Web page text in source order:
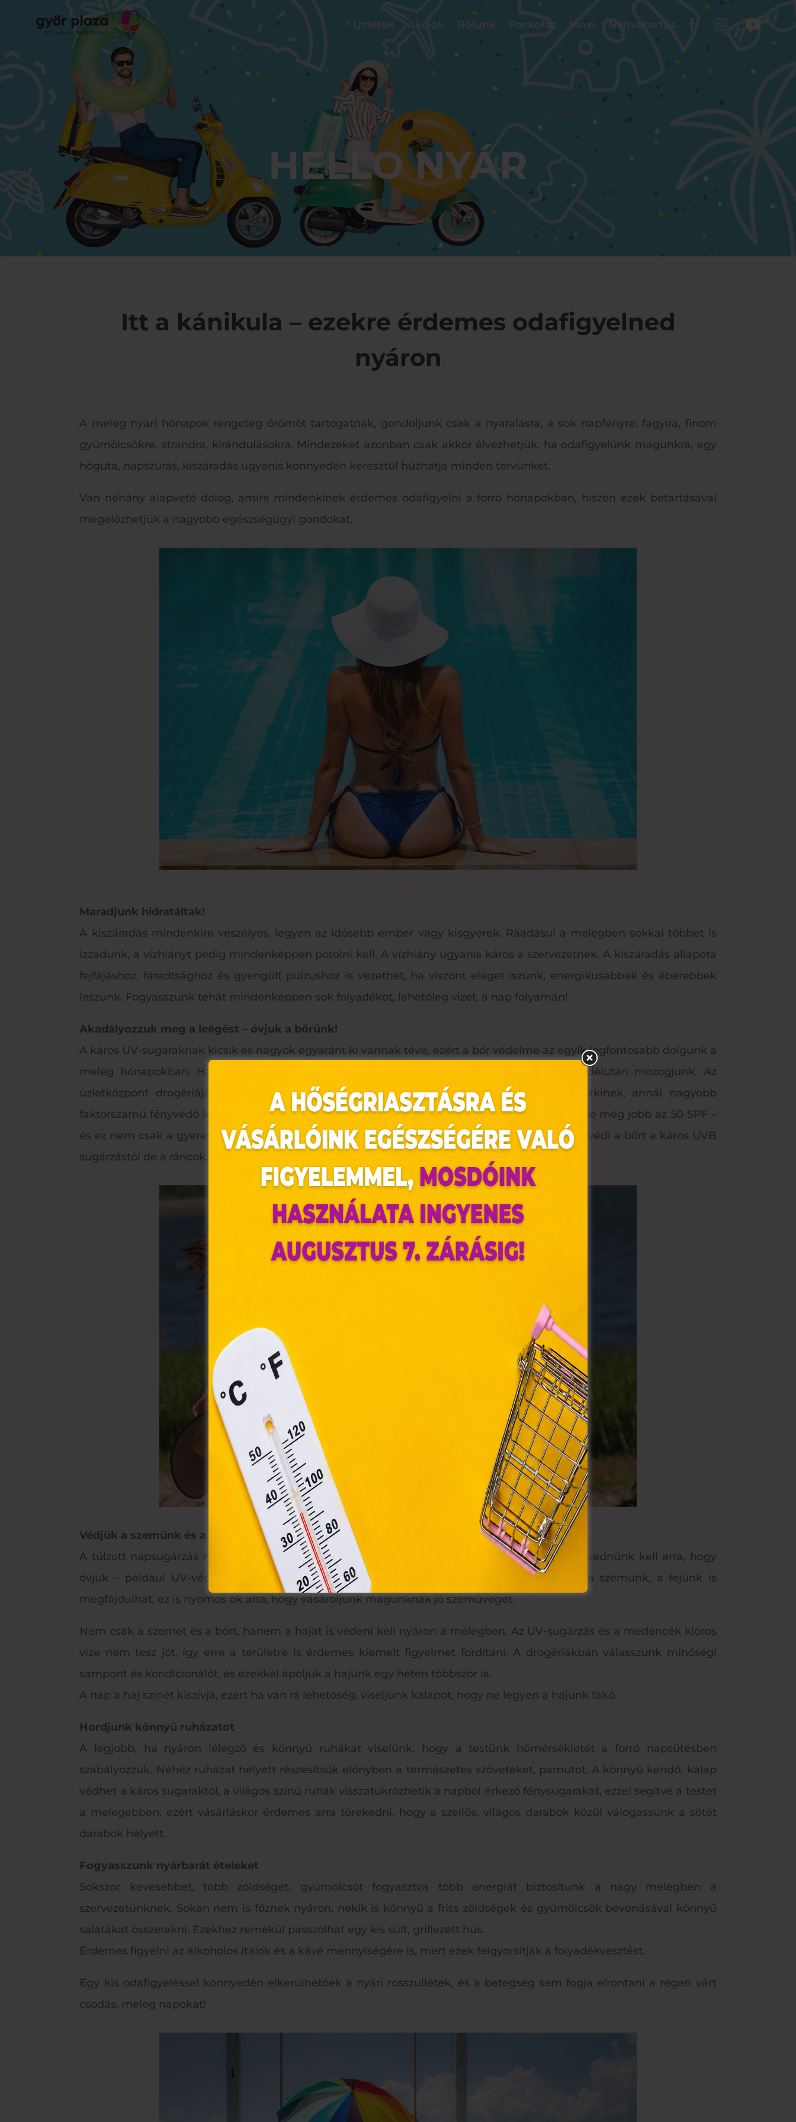
Üzletek Akciók Rólunk Parkolás Mozi Nyitvatartás
HELLO NYÁR
Itt a kánikula – ezekre érdemes odafigyelned
nyáron
A meleg nyári hónapok rengeteg örömöt tartogatnak, gondoljunk csak a nyaralásra, a sok napfényre, fagyira, finom
gyümölcsökre, strandra, kirándulásokra. Mindezeket azonban csak akkor élvezhetjük, ha odafigyelünk magunkra, egy
hőguta, napszúrás, kiszáradás ugyanis könnyedén keresztül húzhatja minden tervünket.
Van néhány alapvető dolog, amire mindenkinek érdemes odafigyelni a forró hónapokban, hiszen ezek betartásával
megelőzhetjük a nagyobb egészségügyi gondokat.
Maradjunk hidratáltak!
A kiszáradás mindenkire veszélyes, legyen az idősebb ember vagy kisgyerek. Ráadásul a melegben sokkal többet is
izzadunk, a vízhiányt pedig mindenképpen pótolni kell. A vízhiány ugyanis káros a szervezetnek. A kiszáradás állapota
fejfájáshoz, fáradtsághoz és gyengült pulzushoz is vezethet, ha viszont eleget iszunk, energikusabbak és éberebbek
leszünk. Fogyasszunk tehát mindenképpen sok folyadékot, lehetőleg vizet, a nap folyamán!
Akadályozzuk meg a leégést – óvjuk a bőrünk!
A káros UV-sugaraknak kicsik és nagyok egyaránt ki vannak téve, ezért a bőr védelme az egyik legfontosabb dolgunk a
meleg hónapokban. Ha lehetséges, el kell kerülni a déli napsütést és inkább reggel, és délután mozogjunk. Az
üzletközpont drogériájában szerezzünk be fényvédő krémet. Minél világosabb a bőre valakinek, annál nagyobb
faktorszámú fényvédő krém használata javasolt. Minimum a 30 SPF védelemre szükség van, de még jobb az 50 SPF –
és ez nem csak a gyerekeknek, hanem mindenki másnak is ajánlott. A jó fényvédő krém megvédi a bőrt a káros UVB
sugárzástól de a ráncok, pigmentfoltok, bőrrák ellen is védelmet biztosít.
Védjük a szemünk és a hajunk is a káros sugaraktól!
A túlzott napsugárzás maradandó károsodást okozhat a szemben, ezért mindenképpen törekednünk kell arra, hogy
óvjuk – például UV-védelemmel ellátott napszemüveggel. Ha erős napfénynek tesszük ki a szemünk, a fejünk is
megfájdulhat, ez is nyomós ok arra, hogy vásároljunk magunknak jó szemüveget.
Nem csak a szemet és a bőrt, hanem a hajat is védeni kell nyáron a melegben. Az UV-sugárzás és a medencék klóros
vize nem tesz jót, így erre a területre is érdemes kiemelt figyelmet fordítani. A drogériákban válasszunk minőségi
sampont és kondicionálót, és ezekkel ápoljuk a hajunk egy héten többször is.
A nap a haj színét kiszívja, ezért ha van rá lehetőség, viseljünk kalapot, hogy ne legyen a hajunk fakó.
Hordjunk könnyű ruházatot
A legjobb, ha nyáron lélegző és könnyű ruhákat viselünk, hogy a testünk hőmérsékletét a forró napsütésben
szabályozzuk. Nehéz ruházat helyett részesítsük előnyben a természetes szöveteket, pamutot. A könnyű kendő, kalap
védhet a káros sugaraktól, a világos színű ruhák visszatükrözhetik a napból érkező fénysugarakat, ezzel segítve a testet
a melegebben, ezért vásárláskor érdemes arra törekedni, hogy a szellős, világos darabok közül válogassunk a sötét
darabok helyett.
Fogyasszunk nyárbarát ételeket
Sokszor kevesebbet, több zöldséget, gyümölcsöt fogyasztva több energiát biztosítunk a nagy melegben a
szervezetünknek. Sokan nem is főznek nyáron, nekik is könnyű a friss zöldségek és gyümölcsök bevonásával könnyű
salátákat összerakni. Ezekhez remekül passzolhat egy kis sült, grillezett hús.
Érdemes figyelni az alkoholos italok és a kávé mennyiségére is, mert ezek felgyorsítják a folyadékvesztést.
Egy kis odafigyeléssel könnyedén elkerülhetőek a nyári rosszullétek, és a betegség sem fogja elrontani a régen várt
csodás, meleg napokat!
Ez az oldal sütiket használ
Weboldalunkon „cookie"-kat (továbbiakban „süti") alkalmazunk. Ezek olyan
fájlok, melyek információt tárolnak webes böngészőjében. Ehhez az Ön
elektronikus kereskedelmi szolgáltatások, az információs társadalommal
összefüggő szolgáltatások egyes kérdéseiről szóló 2001. évi CVIII.
törvény, valamint az Európai Unió előírásainak megfelelően használjuk. Azon
weblapoknak, melyek az Európai Unió országain belül működnek, a „sütik"
használatához, és ezeknek a felhasználó számítógépén vagy egyéb
eszközén történő tárolásához a felhasználók hozzájárulását kell kérniük.
Módosítom a beállításokat